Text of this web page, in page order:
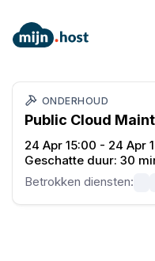
ONDERHOUD
Public Cloud
24 Apr 15:00 - 24 Apr
Geschatte duur: 30
Betrokken diensten: